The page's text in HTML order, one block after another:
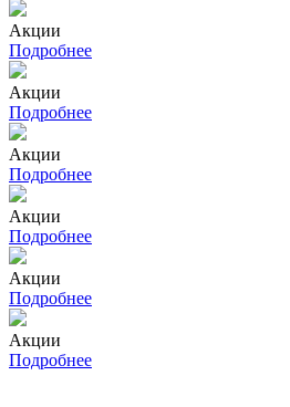
Акции
Подробнее
Акции
Подробнее
Акции
Подробнее
Акции
Подробнее
Акции
Подробнее
Акции
Подробнее